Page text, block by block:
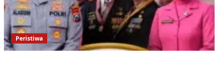
Peristiwa